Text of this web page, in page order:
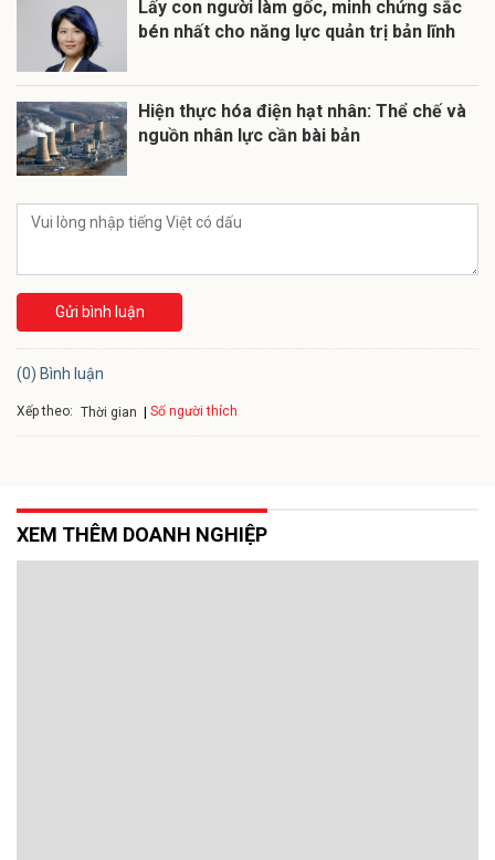
Lấy con người làm gốc, minh chứng sắc
bén nhất cho năng lực quản trị bản lĩnh
Hiện thực hóa điện hạt nhân: Thể chế và
nguồn nhân lực cần bài bản
Gửi bình luận
(0) Bình luận
Xếp theo: Thời gian Số người thích
XEM THÊM DOANH NGHIỆP